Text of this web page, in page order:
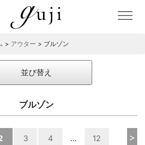
> アウター > ブルゾン
並び替え
ブルゾン
>
3 4 … 12